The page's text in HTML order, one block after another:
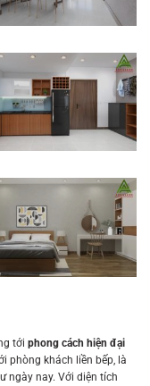
tới phong cách hiện đại
phòng khách liền bếp, là
ngày nay. Với diện tích